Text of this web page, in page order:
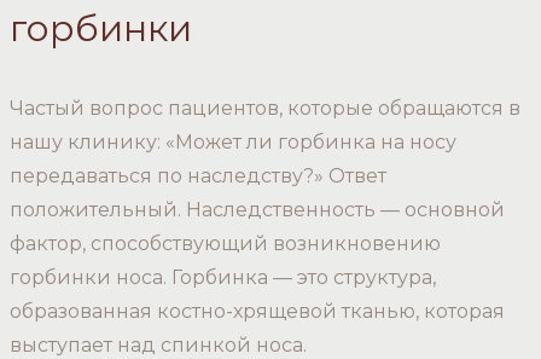
горбинки
Частый вопрос пациентов, которые обращаются в
нашу клинику: «Может ли горбинка на носу
передаваться по наследству?» Ответ
положительный. Наследственность — основной
фактор, способствующий возникновению
горбинки носа. Горбинка — это структура,
образованная костно-хрящевой тканью, которая
выступает над спинкой носа.